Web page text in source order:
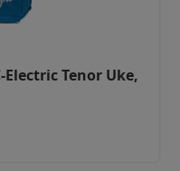
Electric Tenor Uke,